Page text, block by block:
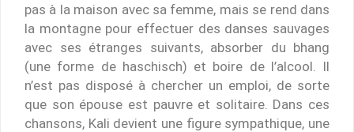
pas à la maison avec sa femme, mais se rend dans
la montagne pour effectuer des danses sauvages
avec ses étranges suivants, absorber du bhang
(une forme de haschisch) et boire de l’alcool. Il
n’est pas disposé à chercher un emploi, de sorte
que son épouse est pauvre et solitaire. Dans ces
chansons, Kali devient une figure sympathique, une